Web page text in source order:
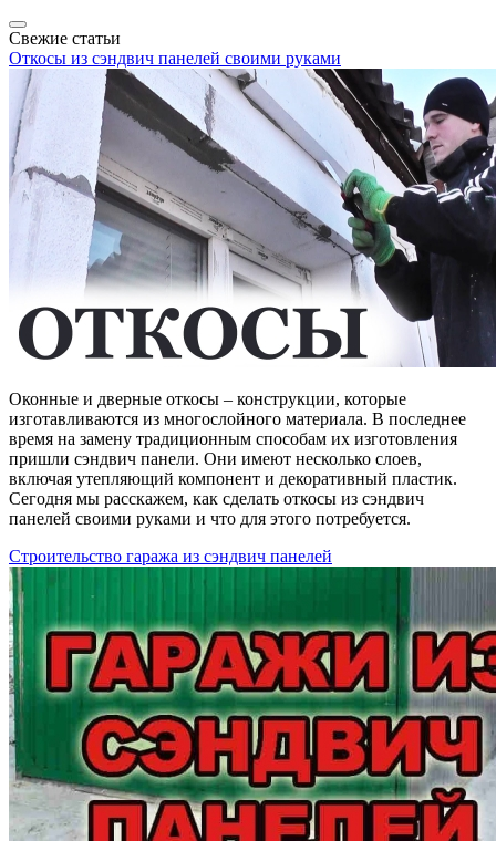
Свежие статьи
Откосы из сэндвич панелей своими руками
Оконные и дверные откосы – конструкции, которые
изготавливаются из многослойного материала. В последнее
время на замену традиционным способам их изготовления
пришли сэндвич панели. Они имеют несколько слоев,
включая утепляющий компонент и декоративный пластик.
Сегодня мы расскажем, как сделать откосы из сэндвич
панелей своими руками и что для этого потребуется.
Строительство гаража из сэндвич панелей